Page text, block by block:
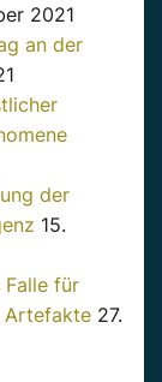
2021
an der
der
15.
Falle für
Artefakte 27.